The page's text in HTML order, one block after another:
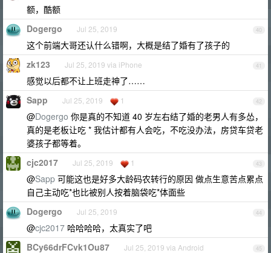
额，酷额
40
Dogergo Jul 25, 2019
这个前端大哥还认什么错啊，大概是结了婚有了孩子的
41
zk123 Jul 25, 2019 via iPhone
感觉以后都不让上班走神了……
42
Sapp Jul 25, 2019 1
@Dogergo 你是真的不知道 40 岁左右结了婚的老男人有多怂，
真的是老板让吃 * 我估计都有人会吃，不吃没办法，房贷车贷老
婆孩子都等着。
43
cjc2017 Jul 25, 2019 1
@Sapp 可能这也是好多大龄码农转行的原因 做点生意苦点累点
自己主动吃*也比被别人按着脑袋吃*体面些
44
Dogergo Jul 25, 2019
@cjc2017 哈哈哈哈，太真实了吧
45
BCy66drFCvk1Ou87 Jul 25, 2019 via Android